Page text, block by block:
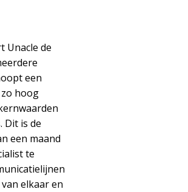
Unacle de
een
hoog
Dit is de
een maand
te
elkaar en